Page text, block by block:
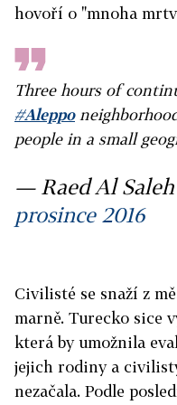
hovoří o "mnoha
Three hours of
#Aleppo
people in a small
— Raed Al
prosince 2016
Civilisté se snaží z
marně. Turecko sice
která by umožnila
jejich rodiny a
nezačala. Podle